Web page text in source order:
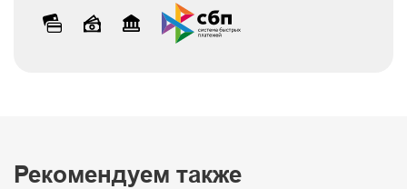
Рекомендуем также